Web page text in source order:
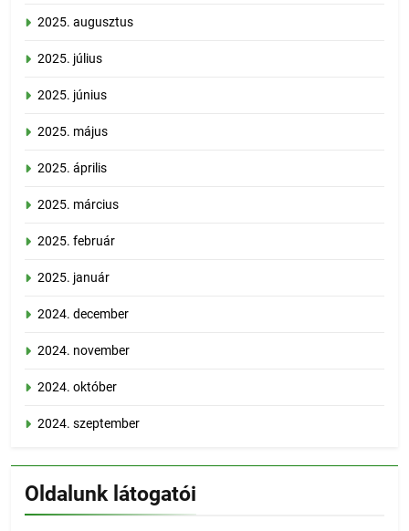
2025. augusztus
2025. július
2025. június
2025. május
2025. április
2025. március
2025. február
2025. január
2024. december
2024. november
2024. október
2024. szeptember
Oldalunk látogatói